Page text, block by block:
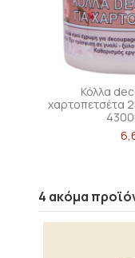
Κόλλα
χαρτοπετσέτα
4 ακόμα